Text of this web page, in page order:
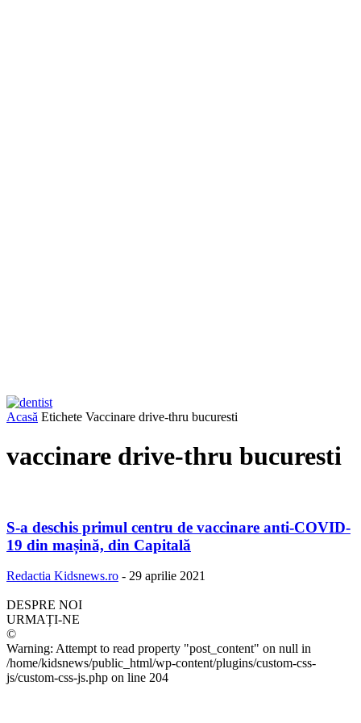
Acasă Etichete Vaccinare drive-thru bucuresti
vaccinare drive-thru bucuresti
S-a deschis primul centru de vaccinare anti-COVID-
19 din mașină, din Capitală
Redactia Kidsnews.ro - 29 aprilie 2021
DESPRE NOI
URMAȚI-NE
©
Warning: Attempt to read property "post_content" on null in
/home/kidsnews/public_html/wp-content/plugins/custom-css-
js/custom-css-js.php on line 204